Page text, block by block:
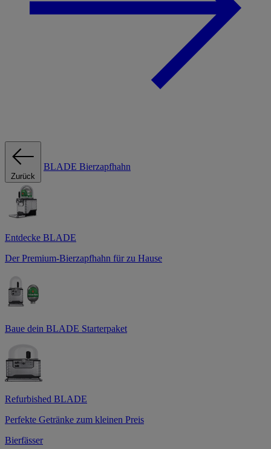
Zurück
BLADE Bierzapfhahn
Entdecke BLADE
Der Premium-Bierzapfhahn für zu Hause
Baue dein BLADE Starterpaket
Refurbished BLADE
Perfekte Getränke zum kleinen Preis
Bierfässer